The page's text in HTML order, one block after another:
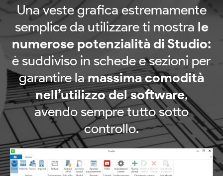
Una veste grafica estremamente
semplice da utilizzare ti mostra le
numerose potenzialità di Studio:
è suddiviso in schede e sezioni per
garantire lamassima comodità
nell’utilizzo del software,
avendo sempre tutto sotto
controllo.